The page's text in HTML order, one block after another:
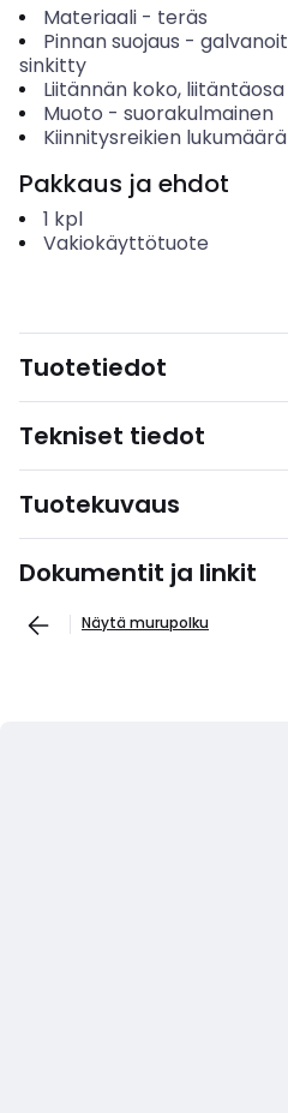
Materiaali- teräs
Pinnan suojaus -
sinkitty
Liitännän koko, liitäntäosa
Muoto - suorakulmainen
Kiinnitysreikien lukumäärä
Pakkaus ja ehdot
1 kpl
Vakiokäyttötuote
Tuotetiedot
Tekniset tiedot
Tuotekuvaus
Dokumentit ja linkit
Näytä murupolku